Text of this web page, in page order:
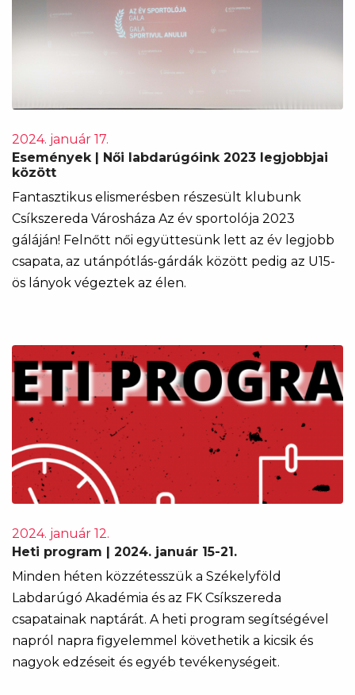
2024. január 17.
Események | Női labdarúgóink 2023 legjobbjai
között
Fantasztikus elismerésben részesült klubunk
Csíkszereda Városháza Az év sportolója 2023
gáláján! Felnőtt női együttesünk lett az év legjobb
csapata, az utánpótlás-gárdák között pedig az U15-
ös lányok végeztek az élen.
2024. január 12.
Heti program | 2024. január 15-21.
Minden héten közzétesszük a Székelyföld
Labdarúgó Akadémia és az FK Csíkszereda
csapatainak naptárát. A heti program segítségével
napról napra figyelemmel követhetik a kicsik és
nagyok edzéseit és egyéb tevékenységeit.